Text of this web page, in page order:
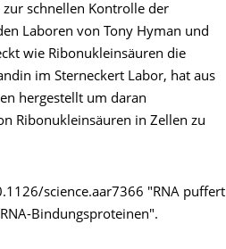
zur schnellen Kontrolle der
Laboren von Tony Hyman und
wie Ribonukleinsäuren die
im Sterneckert Labor, hat aus
hergestellt um daran
Ribonukleinsäuren in Zellen zu
science.aar7366 "RNA puffert
Bindungsproteinen".